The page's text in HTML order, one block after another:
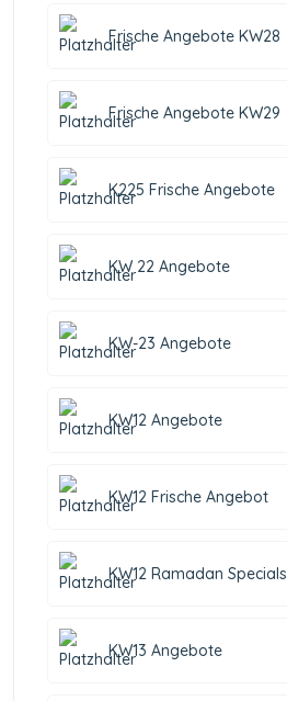
Frische Angebote KW28
Frische Angebote KW29
K225 Frische Angebote
KW 22 Angebote
KW-23 Angebote
KW12 Angebote
KW12 Frische Angebot
KW12 Ramadan Specials
KW13 Angebote